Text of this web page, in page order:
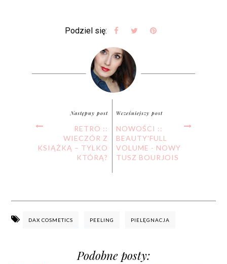
Podziel się:
Następny post
RETRO ::
WIECZÓR Z
KSIĄŻKĄ – TYLKO
KTÓRĄ?
Wcześniejszy post
NOWOŚCI ::
BEAUTY'FULL
VOLUME - NOWY
TUSZ BOURJOIS
DAX COSMETICS PEELING PIELĘGNACJA
Podobne posty: